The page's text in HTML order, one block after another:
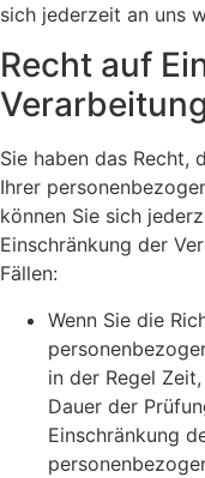
sich jederzeit an uns
Recht auf
Sie haben das Recht,
Ihrer
können Sie sich
Einschränkung der
Fällen:
Wenn Sie die
in der Regel
Dauer der
Einschränkung